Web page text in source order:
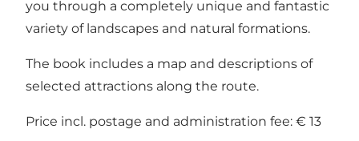
you through a completely unique and fantastic
variety of landscapes and natural formations.
The book includes a map and descriptions of
selected attractions along the route.
Price incl. postage and administration fee: € 13